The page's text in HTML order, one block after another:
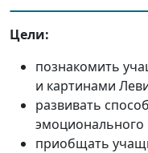
Цели:
познакомить
и картинами
развивать
эмоционального
приобщать